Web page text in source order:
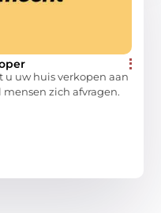
u uw huis verkopen aan
zich afvragen.